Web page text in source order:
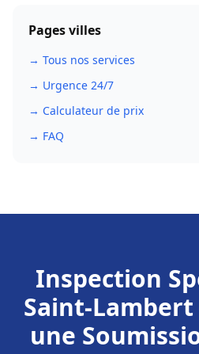
Pages villes
→ Tous nos services
→ Urgence 24/7
→ Calculateur de prix
→ FAQ
Inspection
Saint-Lambert
une